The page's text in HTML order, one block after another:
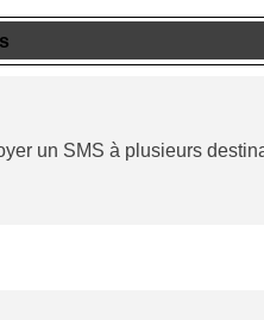
un SMS à plusieurs